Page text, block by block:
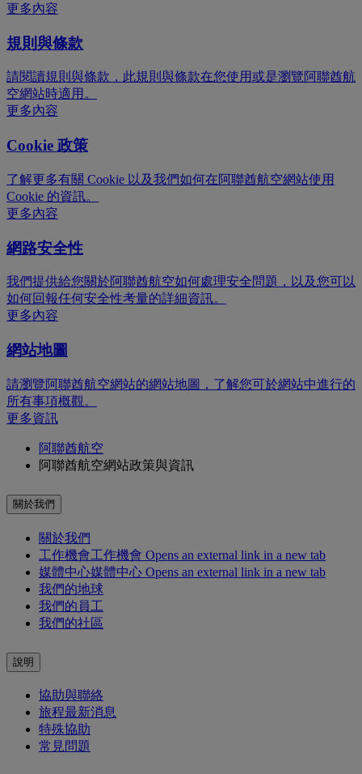
更多內容
規則與條款
請閱讀規則與條款，此規則與條款在您使用或是瀏覽阿聯酋航
空網站時適用。
更多內容
Cookie 政策
了解更多有關 Cookie 以及我們如何在阿聯酋航空網站使用
Cookie 的資訊。
更多內容
網路安全性
我們提供給您關於阿聯酋航空如何處理安全問題，以及您可以
如何回報任何安全性考量的詳細資訊。
更多內容
網站地圖
請瀏覽阿聯酋航空網站的網站地圖，了解您可於網站中進行的
所有事項概觀。
更多資訊
阿聯酋航空
阿聯酋航空網站政策與資訊
關於我們
關於我們
工作機會工作機會 Opens an external link in a new tab
媒體中心媒體中心 Opens an external link in a new tab
我們的地球
我們的員工
我們的社區
說明
協助與聯絡
旅程最新消息
特殊協助
常見問題